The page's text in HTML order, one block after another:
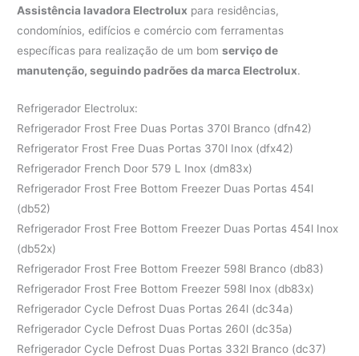
Assistência lavadora Electrolux para residências,
condomínios, edifícios e comércio com ferramentas
específicas para realização de um bomserviço de
manutenção, seguindo padrões da marca Electrolux.
Refrigerador Electrolux:
Refrigerador Frost Free Duas Portas 370l Branco (dfn42)
Refrigerator Frost Free Duas Portas 370l Inox (dfx42)
Refrigerador French Door 579 L Inox (dm83x)
Refrigerador Frost Free Bottom Freezer Duas Portas 454l
(db52)
Refrigerador Frost Free Bottom Freezer Duas Portas 454l Inox
(db52x)
Refrigerador Frost Free Bottom Freezer 598l Branco (db83)
Refrigerador Frost Free Bottom Freezer 598l Inox (db83x)
Refrigerador Cycle Defrost Duas Portas 264l (dc34a)
Refrigerador Cycle Defrost Duas Portas 260l (dc35a)
Refrigerador Cycle Defrost Duas Portas 332l Branco (dc37)